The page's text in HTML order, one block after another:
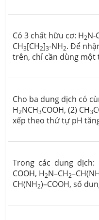
Có 3 chất hữu cơ: H2N-
CH3[CH2]3-NH2. Để
trên, chỉ cần dùng một
Cho ba dung dịch có
H2NCH3COOH, (2) CH3
xếp theo thứ tự pH
Trong các dung dịch:
COOH, H2N–CH2
CH(NH2)–COOH, số